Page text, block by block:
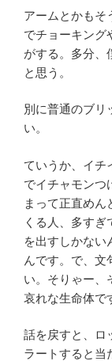
アームとかもそ
でチョーキング
がする。多分、
と思う。
別に普通のブリ
い。
ていうか、イチ
でイチャモンつ
まって正直めん
くる人、多す
を出すしかない
んです。で、文
い。そりゃー、
哀れな生命体で
話を戻すと、ロ
ラートすると当